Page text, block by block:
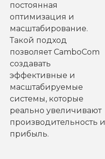
постоянная
оптимизация и
масштабирование.
Такой подход
позволяет CamboCom
создавать
эффективные и
масштабируемые
системы, которые
реально увеличивают
производительность и
прибыль.